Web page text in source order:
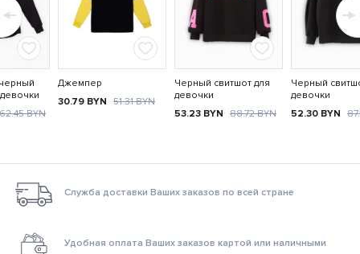
62.45BYN
Джемпер
30.79 BYN 51.31BYN
Черный свитшот для
девочки
53.23 BYN 88.72BYN
Черный
девочки
52.30 BYN
Служба доставки Ваших заказов по всей стране
Удобная оплата Ваших заказов картой или наличными